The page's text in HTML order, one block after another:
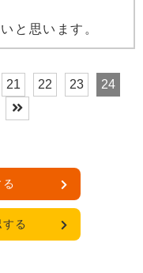
と思います。
21 22 23
24
る